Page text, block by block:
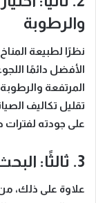
والرطوبة
نظرًا لطبيعة
الأفضل دائمًا
المرتفعة
تقليل تكاليف
على جودته لفترات
3. ثالثًا: البحث عن الأحجار الصديقة للبيئة
علاوة على ذلك، من